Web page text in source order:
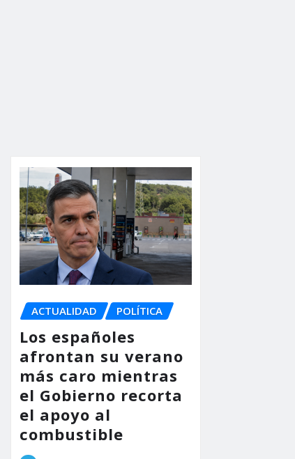
ACTUALIDAD POLÍTICA
Los españoles
afrontan su verano
más caro mientras
el Gobierno recorta
el apoyo al
combustible